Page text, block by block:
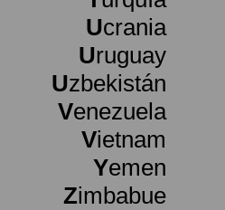
Ucrania
Uruguay
Uzbekistán
Venezuela
Vietnam
Yemen
Zimbabue